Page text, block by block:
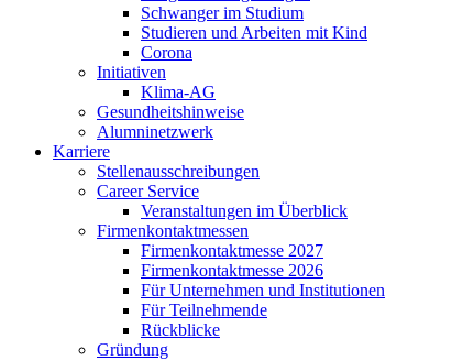
Schwanger im Studium
Studieren und Arbeiten mit Kind
Corona
Initiativen
Klima-AG
Gesundheitshinweise
Alumninetzwerk
Karriere
Stellenausschreibungen
Career Service
Veranstaltungen im Überblick
Firmenkontaktmessen
Firmenkontaktmesse 2027
Firmenkontaktmesse 2026
Für Unternehmen und Institutionen
Für Teilnehmende
Rückblicke
Gründung